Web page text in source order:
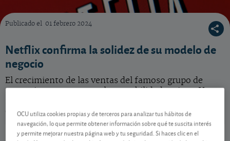
¿Hay que invertir en acciones del grupo Netflix, cuyo número de suscriptores ha
Publicado el 01 febrero 2024
Netflix confirma la solidez de su modelo de
negocio
El crecimiento de las ventas del famoso grupo de
streaming se recupera y la rentabilidad mejora. Vea
exclusivamente online.
Netflix 74,20 USD
OCU utiliza cookies propias y de terceros para analizar tus hábitos de
navegación, lo que permite obtener información sobre qué te suscita interés
y permite mejorar nuestra página web y tu seguridad. Si haces clic en el